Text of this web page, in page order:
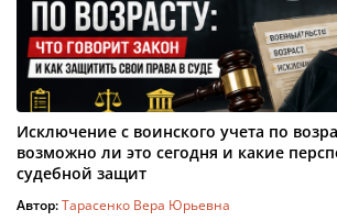
Исключение с воинского учета по
возможно ли это сегодня и какие
судебной защит
Автор:Тарасенко Вера Юрьевна